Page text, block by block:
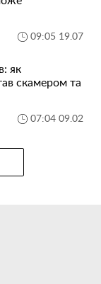
09:05 19.07
як
скамером та
07:04 09.02